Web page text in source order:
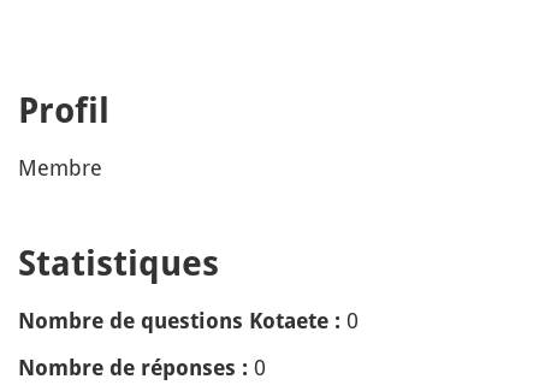
Profil
Membre
Statistiques
Nombre de questions Kotaete : 0
Nombre de réponses : 0